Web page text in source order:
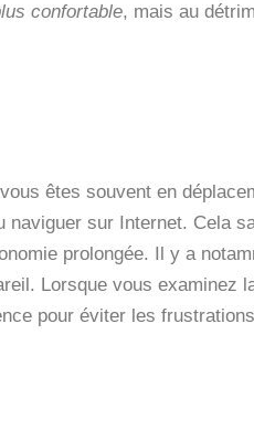
confortable, mais au
êtes souvent en
sur Internet. Cela
prolongée. Il y a
Lorsque vous examinez
pour éviter les